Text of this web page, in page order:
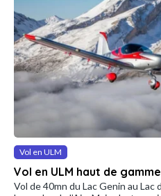
Vol en ULM
Vol en ULM haut de gamme
Vol de 40mn du Lac Genin au Lac